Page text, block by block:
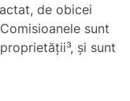
de obicei
sunt
și sunt